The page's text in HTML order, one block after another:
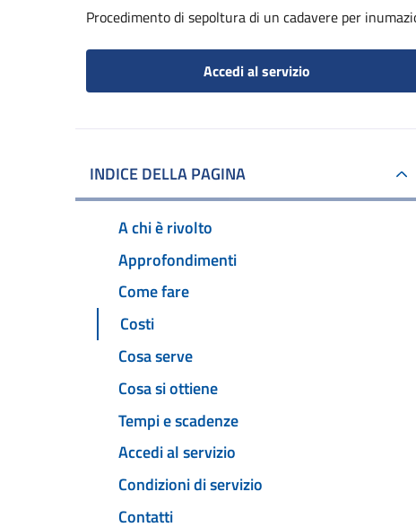
Procedimento di sepoltura di un cadavere per
Accedi al servizio
INDICE DELLA PAGINA
A chi è rivolto
Approfondimenti
Come fare
Costi
Cosa serve
Cosa si ottiene
Tempi e scadenze
Accedi al servizio
Condizioni di servizio
Contatti